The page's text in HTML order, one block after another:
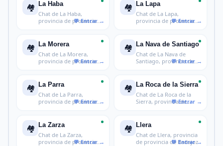
🏘️ La Haba
Chat de La Haba,
provincia de provincia
🏘️ La Lapa
Chat de La Lapa,
provincia de provincia
🏘️ La Morera
Chat de La Morera,
provincia de provincia
🏘️ La Nava de Santiago
Chat de La Nava de
Santiago, provincia de
🏘️ La Parra
Chat de La Parra,
provincia de provincia
🏘️ La Roca de la Sierra
Chat de La Roca de la
Sierra, provincia de
🏘️ La Zarza
Chat de La Zarza,
provincia de provincia
🏘️ Llera
Chat de Llera, provincia
de provincia de Badajoz